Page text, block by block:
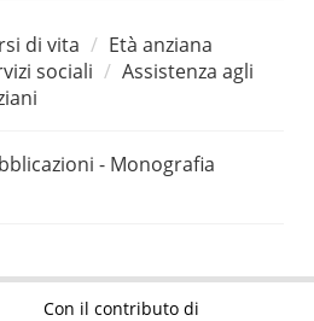
di vita
Età anziana
sociali
Assistenza agli
- Monografia
Con il contributo di